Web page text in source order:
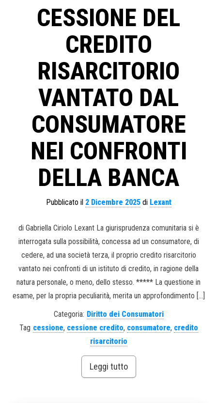
CESSIONE DEL
CREDITO
RISARCITORIO
VANTATO DAL
CONSUMATORE
NEI CONFRONTI
DELLA BANCA
Pubblicato il 2 Dicembre 2025di Lexant
di Gabriella Ciriolo Lexant La giurisprudenza comunitaria si è
interrogata sulla possibilità, concessa ad un consumatore, di
cedere, ad una società terza, il proprio credito risarcitorio
vantato nei confronti di un istituto di credito, in ragione della
natura personale, o meno, dello stesso. ***** La questione in
esame, per la propria peculiarità, merita un approfondimento […]
Categoria: Diritto dei Consumatori
Tag cessione, cessione credito, consumatore, credito
risarcitorio
Leggi tutto